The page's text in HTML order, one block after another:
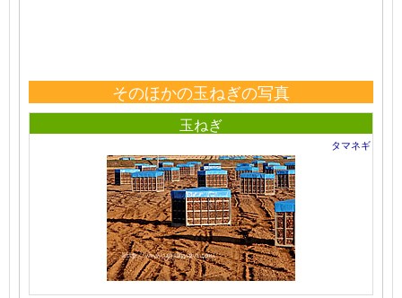
そのほかの玉ねぎの写真
玉ねぎ
タマネギ